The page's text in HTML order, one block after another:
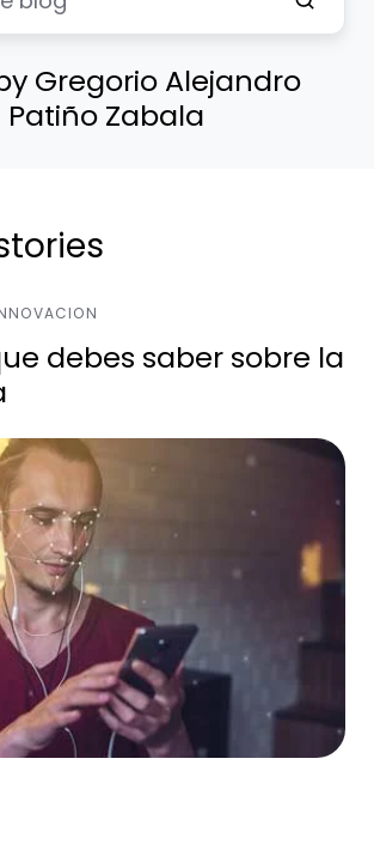
Gregorio Alejandro
Patiño Zabala
debes saber sobre la